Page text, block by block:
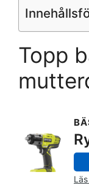
Topp